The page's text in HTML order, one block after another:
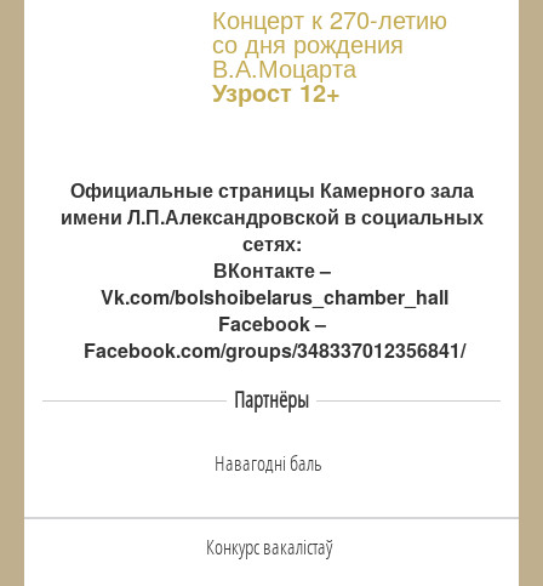
Концерт к 270-летию
со дня рождения
В.А.Моцарта
Узрoст 12+
Официальные страницы Камерного зала
имени Л.П.Александровской в социальных
сетях:
ВКонтакте –
Vk.com/bolshoibelarus_chamber_hall
Facebook –
Facebook.com/groups/348337012356841/
Партнёры
Навагоднi баль
Конкурс вакалiстаў